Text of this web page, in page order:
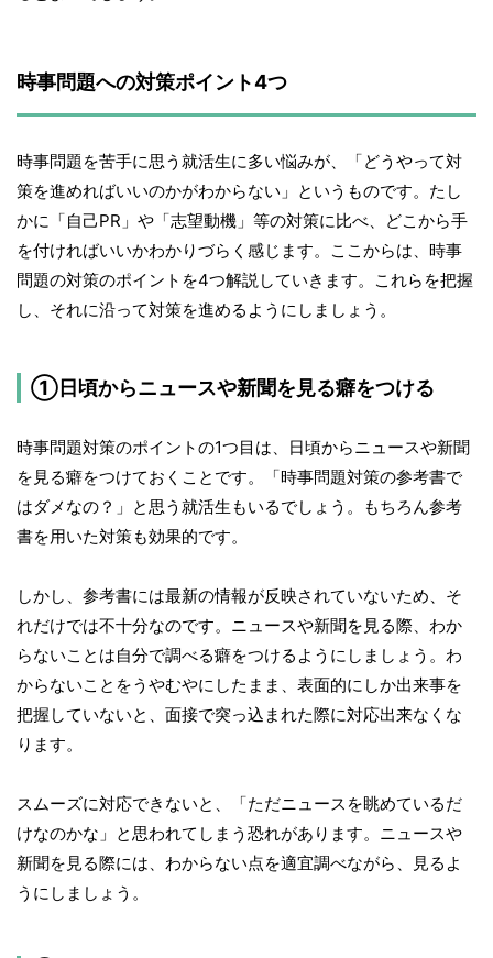
時事問題への対策ポイント4つ
時事問題を苦手に思う就活生に多い悩みが、「どうやって対
策を進めればいいのかがわからない」というものです。たし
かに「自己PR」や「志望動機」等の対策に比べ、どこから手
を付ければいいかわかりづらく感じます。ここからは、時事
問題の対策のポイントを4つ解説していきます。これらを把握
し、それに沿って対策を進めるようにしましょう。
①日頃からニュースや新聞を見る癖をつける
時事問題対策のポイントの1つ目は、日頃からニュースや新聞
を見る癖をつけておくことです。「時事問題対策の参考書で
はダメなの？」と思う就活生もいるでしょう。もちろん参考
書を用いた対策も効果的です。
しかし、参考書には最新の情報が反映されていないため、そ
れだけでは不十分なのです。ニュースや新聞を見る際、わか
らないことは自分で調べる癖をつけるようにしましょう。わ
からないことをうやむやにしたまま、表面的にしか出来事を
把握していないと、面接で突っ込まれた際に対応出来なくな
ります。
スムーズに対応できないと、「ただニュースを眺めているだ
けなのかな」と思われてしまう恐れがあります。ニュースや
新聞を見る際には、わからない点を適宜調べながら、見るよ
うにしましょう。